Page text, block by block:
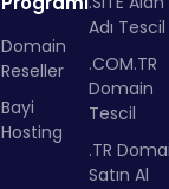
Domain
Reseller
Bayi
Hosting
Adı Tescil
.COM.TR
Domain
Tescil
.TR
Satın Al